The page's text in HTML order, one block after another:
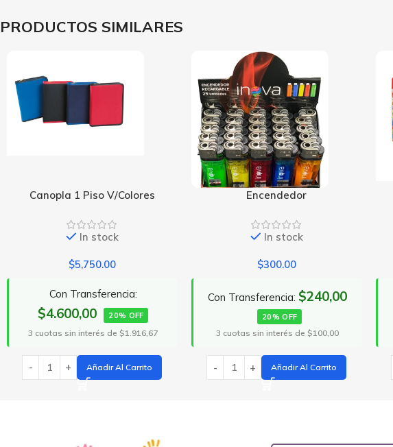
PRODUCTOS SIMILARES
Encendedor
In stock
$300.00
Con Transferencia:$240,00
20% OFF
3 cuotas sin interés de $100,00
Añadir Al Carrito
Espuma Nieve Carnaval
In stock
$3,125.00
Con Transferencia:
$2.500,00
3 cuotas sin interés de $1.041,67
Añadir Al Carrito